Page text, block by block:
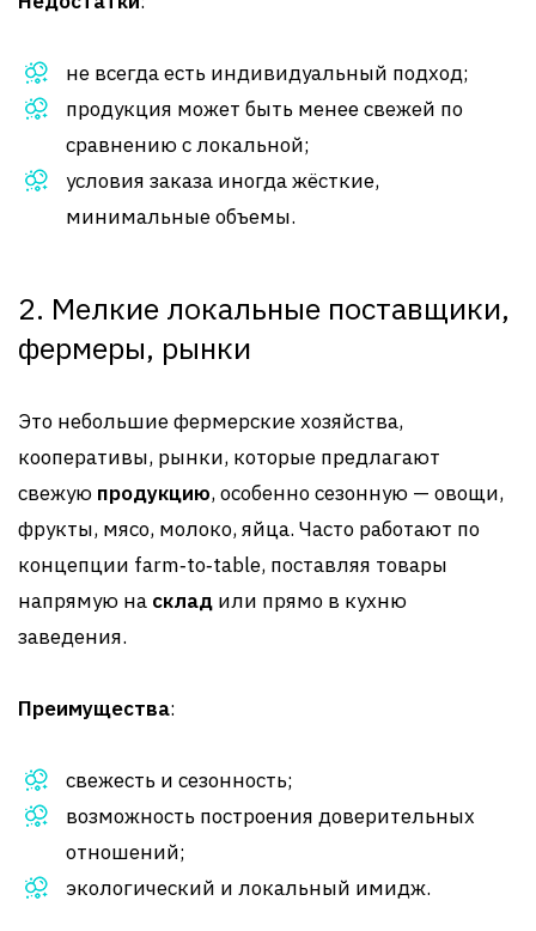
не всегда есть индивидуальный подход;
продукция может быть менее свежей по
сравнению с локальной;
условия заказа иногда жёсткие,
минимальные объемы.
2. Мелкие локальные поставщики,
фермеры, рынки
Это небольшие фермерские хозяйства,
кооперативы, рынки, которые предлагают
свежую продукцию, особенно сезонную — овощи,
фрукты, мясо, молоко, яйца. Часто работают по
концепции farm‑to‑table, поставляя товары
напрямую на склад или прямо в кухню
заведения.
Преимущества:
свежесть и сезонность;
возможность построения доверительных
отношений;
экологический и локальный имидж.